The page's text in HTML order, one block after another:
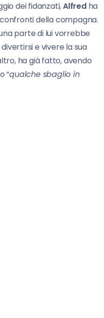
dei fidanzati,Alfredha
della compagna.
parte di lui vorrebbe
e vivere la sua
ha già fatto, avendo
“qualche sbaglio in